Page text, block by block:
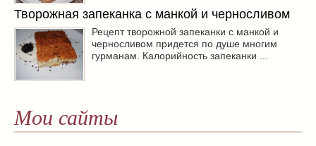
Творожная запеканка с манкой и черносливом
Рецепт творожной запеканки с манкой и
черносливом придется по душе многим
гурманам. Калорийность запеканки ...
Мои сайты